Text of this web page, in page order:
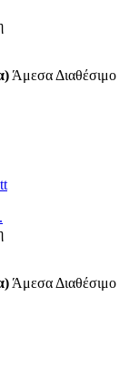
Άμεσα Διαθέσιμο
Άμεσα Διαθέσιμο